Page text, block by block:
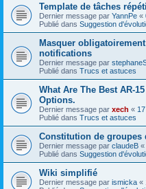
Template de tâches
Dernier message par YannPe «
Publié dans Suggestion
Masquer
notifications
Dernier message par
Publié dans Trucs et astuces
What Are The Best AR-
Options.
Dernier message par xech «
Publié dans Trucs et astuces
Constitution de groupes
Dernier message par claudeB «
Publié dans Suggestion
Wiki simplifié
Dernier message par ismicka «